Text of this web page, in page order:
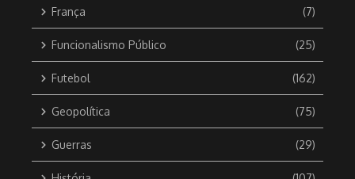
França (7)
Funcionalismo Público (25)
Futebol (162)
Geopolítica (75)
Guerras (29)